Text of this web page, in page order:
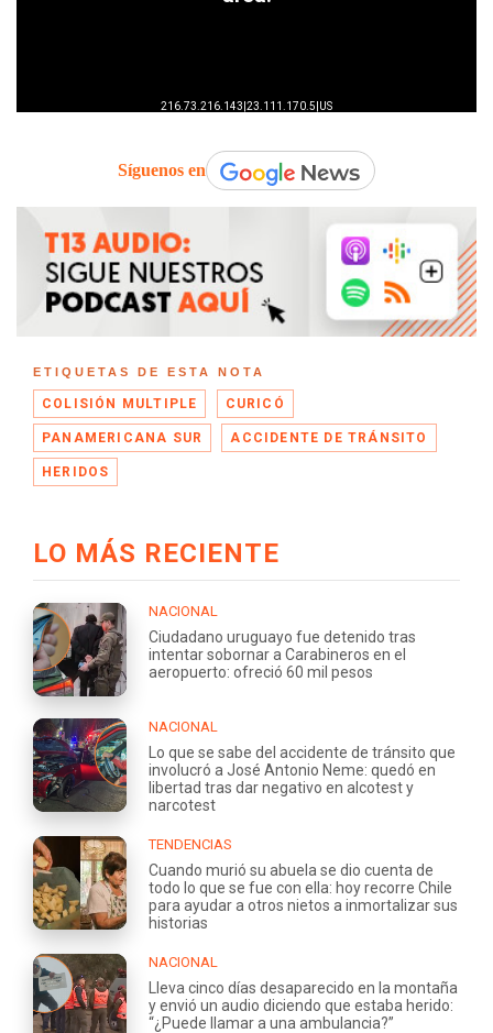
Síguenos en
ETIQUETAS DE ESTA NOTA
COLISIÓN MULTIPLE CURICÓ
PANAMERICANA SUR ACCIDENTE DE TRÁNSITO
HERIDOS
LO MÁS RECIENTE
NACIONAL
Ciudadano uruguayo fue detenido tras
intentar sobornar a Carabineros en el
aeropuerto: ofreció 60 mil pesos
NACIONAL
Lo que se sabe del accidente de tránsito que
involucró a José Antonio Neme: quedó en
libertad tras dar negativo en alcotest y
narcotest
TENDENCIAS
Cuando murió su abuela se dio cuenta de
todo lo que se fue con ella: hoy recorre Chile
para ayudar a otros nietos a inmortalizar sus
historias
NACIONAL
Lleva cinco días desaparecido en la montaña
y envió un audio diciendo que estaba herido:
“¿Puede llamar a una ambulancia?”